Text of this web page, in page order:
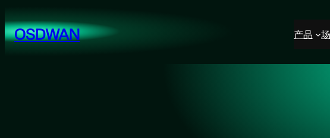
至
内OSDWAN 产品